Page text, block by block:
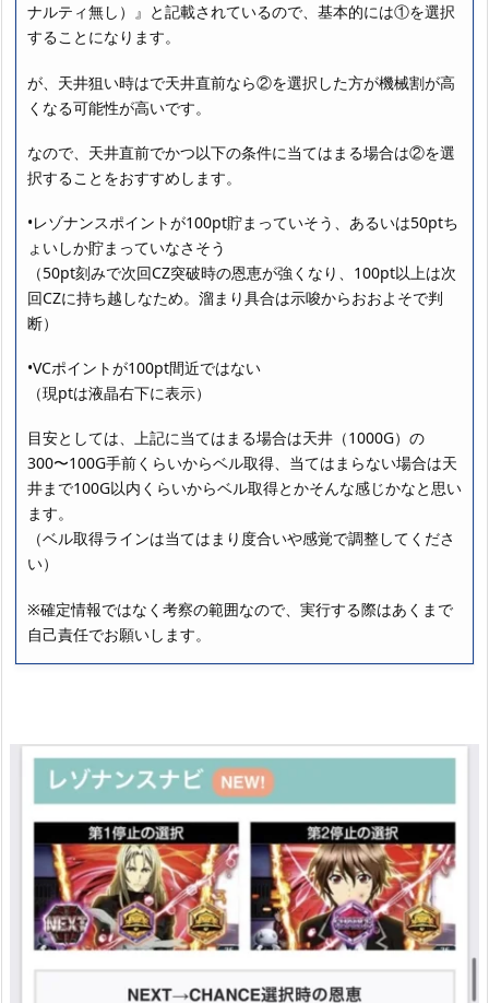
ナルティ無し）』と記載されているので、基本的には①を選択
することになります。
が、天井狙い時はで天井直前なら②を選択した方が機械割が高
くなる可能性が高いです。
なので、天井直前でかつ以下の条件に当てはまる場合は②を選
択することをおすすめします。
•レゾナンスポイントが100pt貯まっていそう、あるいは50ptち
ょいしか貯まっていなさそう
（50pt刻みで次回CZ突破時の恩恵が強くなり、100pt以上は次
回CZに持ち越しなため。溜まり具合は示唆からおおよそで判
断）
•VCポイントが100pt間近ではない
（現ptは液晶右下に表示）
目安としては、上記に当てはまる場合は天井（1000G）の
300〜100G手前くらいからベル取得、当てはまらない場合は天
井まで100G以内くらいからベル取得とかそんな感じかなと思い
ます。
（ベル取得ラインは当てはまり度合いや感覚で調整してくださ
い）
※確定情報ではなく考察の範囲なので、実行する際はあくまで
自己責任でお願いします。